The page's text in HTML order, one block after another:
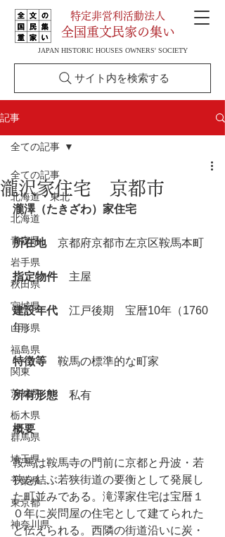
特定非営利活動法人
全国重文民家の集い
JAPAN HISTORIC HOUSES OWNERS' SOCIETY
サイト内を検索する
記事
全ての記事
北海道・東北
北海道
青森県
岩手県
秋田県
宮城県
山形県
福島県
関東
茨城県
栃木県
群馬県
埼玉県
千葉県
東京都
神奈川県
全ての記事
瀧沢家住宅 京都市
瀧澤（たきざわ）家住宅
所在地 京都府京都市左京区鞍馬本町
指定物件 主屋
建設年代 江戸後期　宝暦10年（1760
年）
特徴等 鞍馬の標準的な町家
所有形態 私有
概要
鞍馬は鞍馬寺の門前に京都と丹波・若
狭を結ぶ若狭街道の要衡として発展し
た町並みである。滝澤家住宅は宝暦１
０年に炭問屋の住宅として建てられた
と伝えられる。西隣の街道沿いに炭・